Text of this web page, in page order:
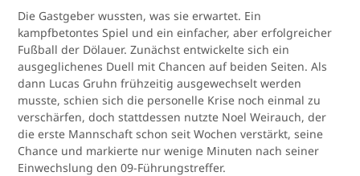
Die Gastgeber wussten, was sie erwartet. Ein
kampfbetontes Spiel und ein einfacher, aber erfolgreicher
Fußball der Dölauer. Zunächst entwickelte sich ein
ausgeglichenes Duell mit Chancen auf beiden Seiten. Als
dann Lucas Gruhn frühzeitig ausgewechselt werden
musste, schien sich die personelle Krise noch einmal zu
verschärfen, doch stattdessen nutzte Noel Weirauch, der
die erste Mannschaft schon seit Wochen verstärkt, seine
Chance und markierte nur wenige Minuten nach seiner
Einwechslung den 09-Führungstreffer.